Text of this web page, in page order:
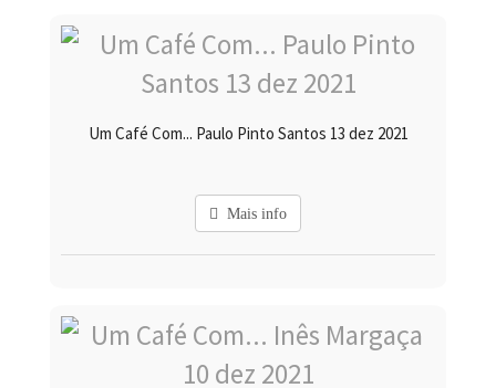
Um Café Com... Paulo Pinto Santos 13 dez 2021
Mais info